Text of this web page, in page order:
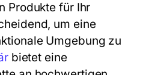
Produkte für Ihr
um eine
Umgebung zu
bietet eine